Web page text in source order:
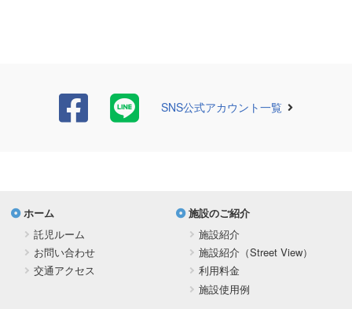
SNS公式アカウント一覧
ホーム
託児ルーム
お問い合わせ
交通アクセス
施設のご紹介
施設紹介
施設紹介（Street View）
利用料金
施設使用例